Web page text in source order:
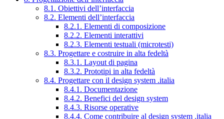
8.1. Obiettivi dell’interfaccia
8.2. Elementi dell’interfaccia
8.2.1. Elementi di composizione
8.2.2. Elementi interattivi
8.2.3. Elementi testuali (microtesti)
8.3. Progettare e costruire in alta fedeltà
8.3.1. Layout di pagina
8.3.2. Prototipi in alta fedeltà
8.4. Progettare con il design system .italia
8.4.1. Documentazione
8.4.2. Benefici del design system
8.4.3. Risorse operative
8.4.4. Come contribuire al design system .italia